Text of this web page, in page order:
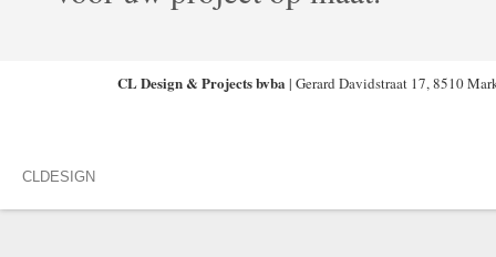
CL Design & Projects bvba | Gerard Davidstraat 17, 8510
CLDESIGN